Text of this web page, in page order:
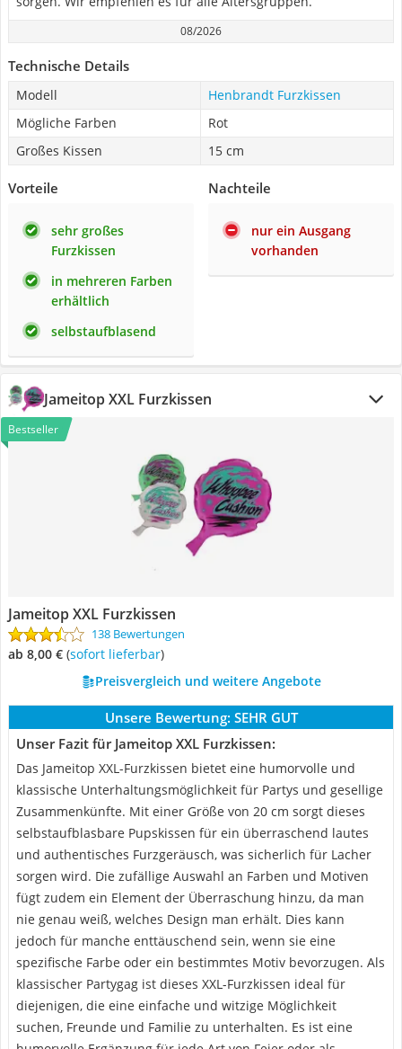
08/2026
Technische Details
Modell
Henbrandt Furzkissen
Mögliche Farben
Rot
Großes Kissen
15 cm
Vorteile
sehr großes
Furzkissen
in mehreren Farben
erhältlich
selbstaufblasend
Nachteile
nur ein Ausgang
vorhanden
Jameitop XXL Furzkissen
Bestseller
Jameitop XXL Furzkissen
138 Bewertungen
ab 8,00 € ( Sofort lieferbar)
Preisvergleich und weitere Angebote
Unsere Bewertung: SEHR GUT
Unser Fazit für Jameitop XXL Furzkissen:
Das Jameitop XXL-Furzkissen bietet eine humorvolle und
klassische Unterhaltungsmöglichkeit für Partys und gesellige
Zusammenkünfte. Mit einer Größe von 20 cm sorgt dieses
selbstaufblasbare Pupskissen für ein überraschend lautes
und authentisches Furzgeräusch, was sicherlich für Lacher
sorgen wird. Die zufällige Auswahl an Farben und Motiven
fügt zudem ein Element der Überraschung hinzu, da man
nie genau weiß, welches Design man erhält. Dies kann
jedoch für manche enttäuschend sein, wenn sie eine
spezifische Farbe oder ein bestimmtes Motiv bevorzugen. Als
klassischer Partygag ist dieses XXL-Furzkissen ideal für
diejenigen, die eine einfache und witzige Möglichkeit
suchen, Freunde und Familie zu unterhalten. Es ist eine